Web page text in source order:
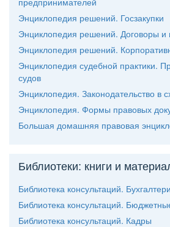
Энциклопедия решений. Госзакупки
Энциклопедия решений. Договоры и
Энциклопедия решений.
Энциклопедия судебной практики.
судо
Энциклопедия. Законодательство в
Энциклопедия. Формы правовых
Большая домашняя правовая
Библиотеки: книги и
Библиотека консультаций.
Библиотека консультаций.
Библиотека консультаций. Кадры